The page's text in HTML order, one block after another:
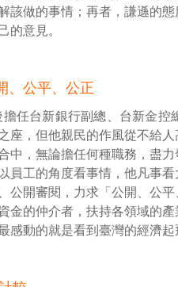
該做的事情；再者，謙遜的
的意見。
、公平、公正
任台新銀行副總、台新金
座，但他親民的作風從不給
中，無論擔任何種職務，盡
員工的角度看事情，他凡事
公開審閱，力求「公開、公
金的仲介者，扶持各領域的
感動的就是看到臺灣的經濟起